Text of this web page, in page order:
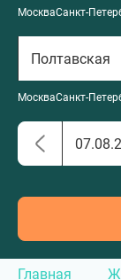
МоскваСанкт-
МоскваСанкт-
Главная